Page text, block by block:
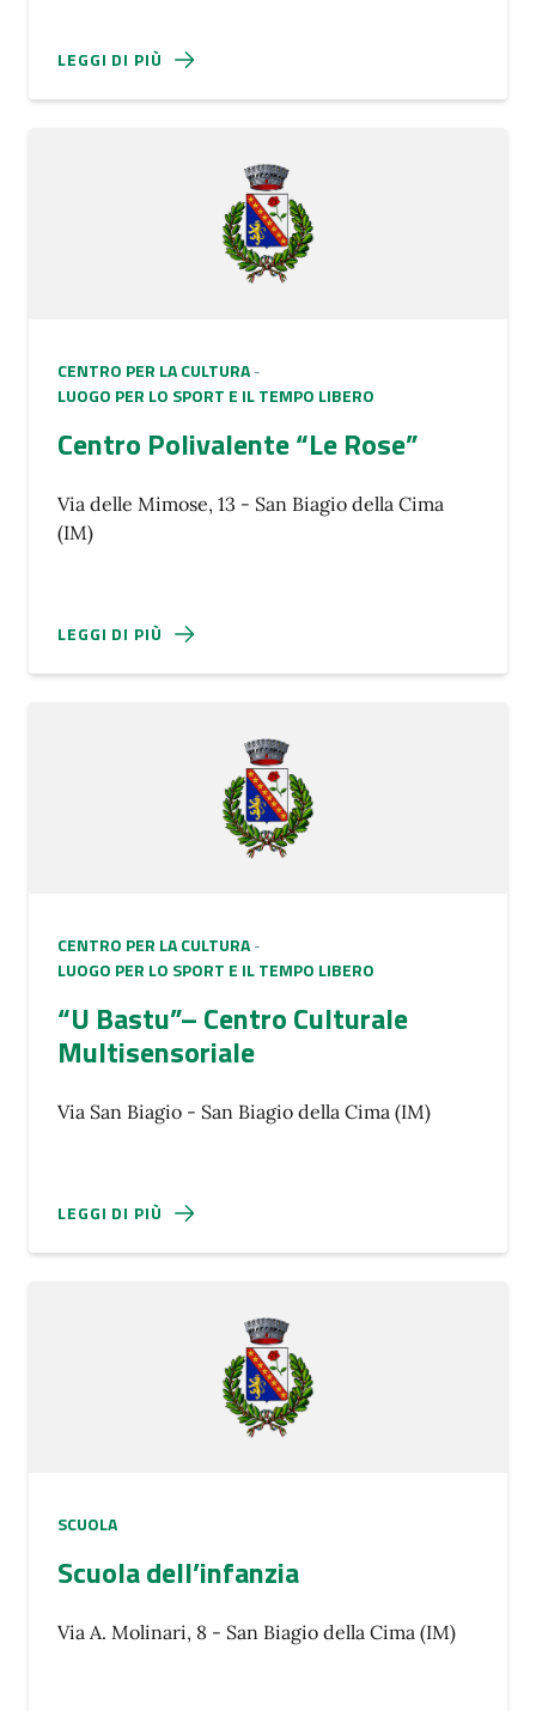
LEGGI DI PIÙ
CENTRO PER LA CULTURA -
LUOGO PER LO SPORT E IL TEMPO LIBERO
Centro Polivalente “Le Rose”
Via delle Mimose, 13 - San Biagio della Cima
(IM)
LEGGI DI PIÙ
CENTRO PER LA CULTURA -
LUOGO PER LO SPORT E IL TEMPO LIBERO
“U Bastu”– Centro Culturale
Multisensoriale
Via San Biagio - San Biagio della Cima (IM)
LEGGI DI PIÙ
SCUOLA
Scuola dell’infanzia
Via A. Molinari, 8 - San Biagio della Cima (IM)